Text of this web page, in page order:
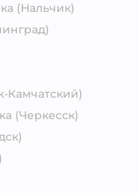
(Нальчик)
Камчатский)
(Черкесск)